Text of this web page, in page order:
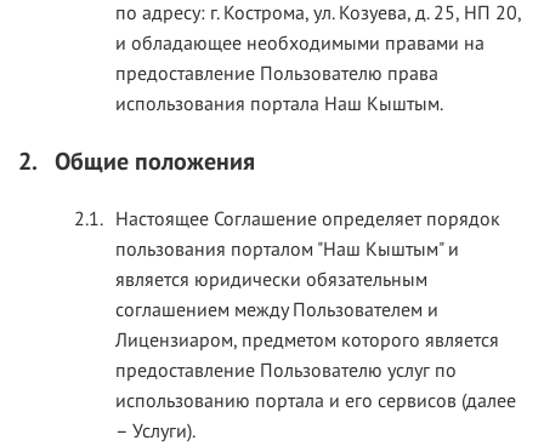
по адресу: г. Кострома, ул. Козуева, д. 25, НП 20,
и обладающее необходимыми правами на
предоставление Пользователю права
использования портала Наш Кыштым.
2. Общие положения
2.1. Настоящее Соглашение определяет порядок
пользования порталом "Наш Кыштым" и
является юридически обязательным
соглашением между Пользователем и
Лицензиаром, предметом которого является
предоставление Пользователю услуг по
использованию портала и его сервисов (далее
– Услуги).